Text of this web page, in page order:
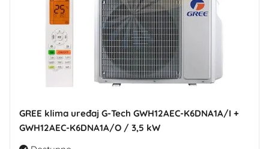
GREE klima uređaj G-Tech GWH12AEC-K6DNA1A/I +
GWH12AEC-K6DNA1A/O / 3,5 kW